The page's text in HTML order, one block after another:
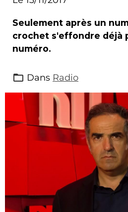
Seulement après un
crochet s'effondre déjà
numéro.
Dans Radio